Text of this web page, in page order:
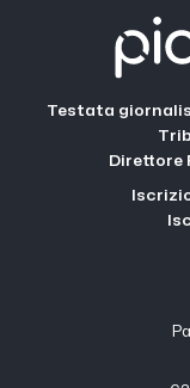
Testata
Direttore